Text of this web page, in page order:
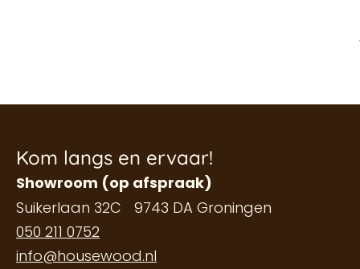
Kom langs en ervaar!
Showroom (op afspraak)
Suikerlaan 32C 9743 DA Groningen
050 211 0752
info@housewood.nl